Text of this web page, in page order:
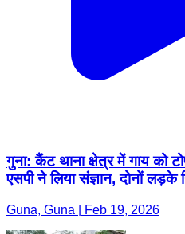
गुना: कैंट थाना क्षेत्र में गाय को
एसपी ने लिया संज्ञान, दोनों लड़के
Guna, Guna | Feb 19, 2026